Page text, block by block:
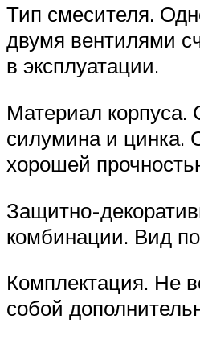
Тип смесителя.
двумя вентилями
в эксплуатации.
Материал корпуса.
силумина и цинка.
хорошей
Защитно-
комбинации. Вид
Комплектация. Не
собой